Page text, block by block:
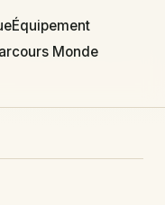
Équipement
Monde